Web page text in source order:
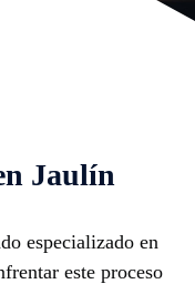
Jaulín
especializado en
este proceso